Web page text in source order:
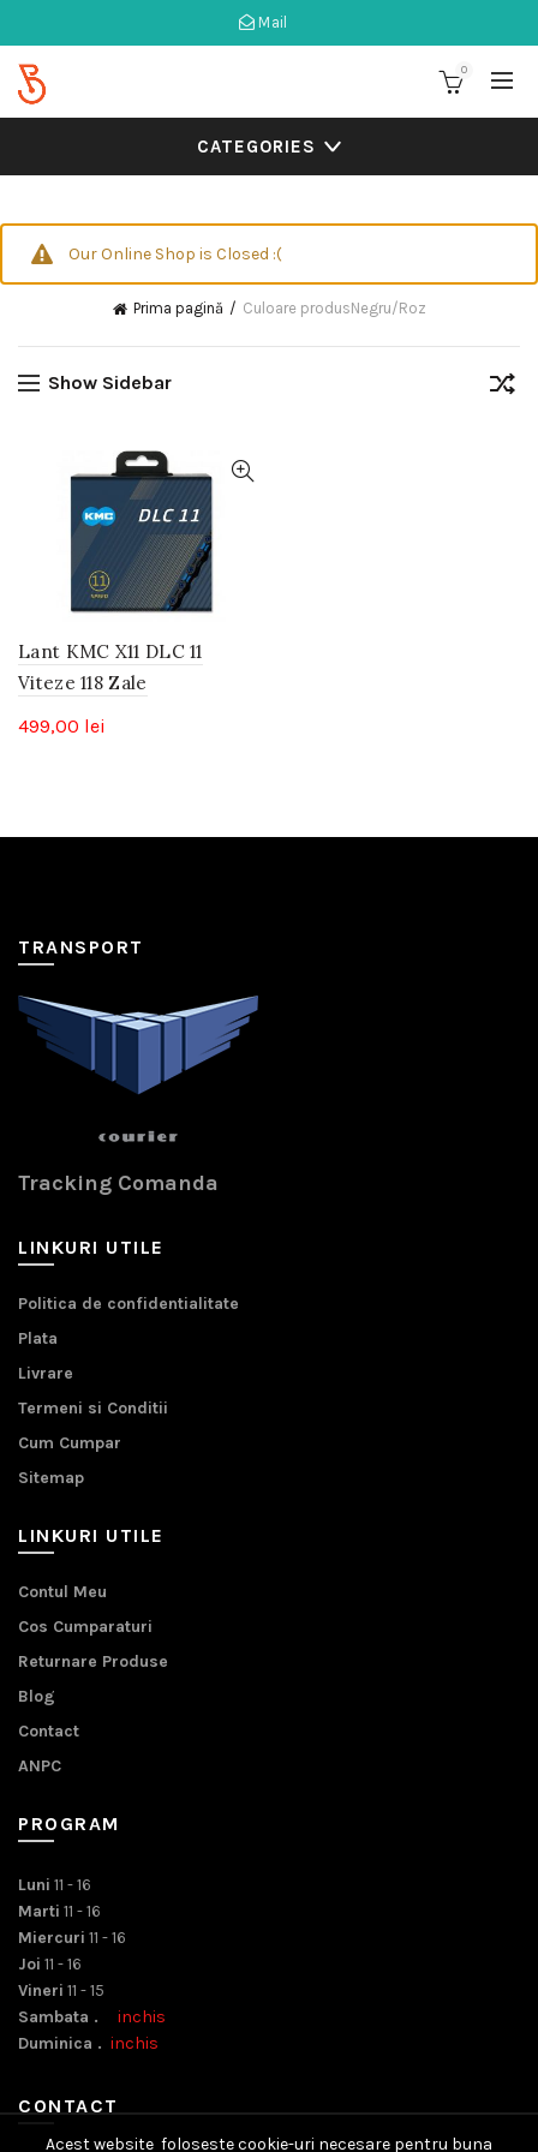
Mail
0
CATEGORIES
Our Online Shop is Closed :(
Prima pagină Culoare produsNegru/Roz
Show Sidebar
Lant KMC X11 DLC 11
Viteze 118 Zale
499,00 lei
TRANSPORT
Tracking Comanda
LINKURI UTILE
Politica de confidentialitate
Plata
Livrare
Termeni si Conditii
Cum Cumpar
Sitemap
LINKURI UTILE
Contul Meu
Cos Cumparaturi
Returnare Produse
Blog
Contact
ANPC
PROGRAM
Luni 11 - 16
Marti 11 - 16
Miercuri 11 - 16
Joi 11 - 16
Vineri 11 - 15
Sambata . inchis
Duminica . inchis
CONTACT
Acest website foloseste cookie-uri necesare pentru buna